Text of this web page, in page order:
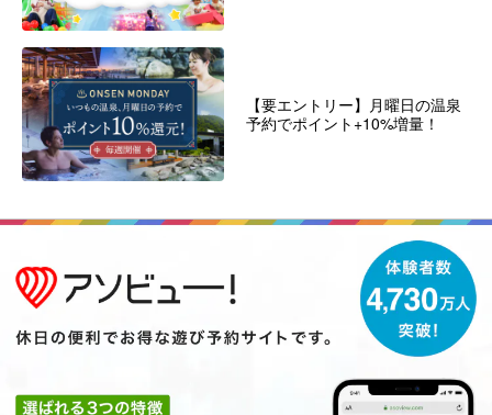
【要エントリー】月曜日の温泉
予約でポイント+10%増量！